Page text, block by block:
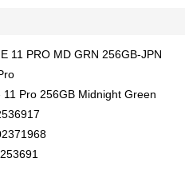
11 PRO MD GRN 256GB-JPN
11 Pro 256GB Midnight Green